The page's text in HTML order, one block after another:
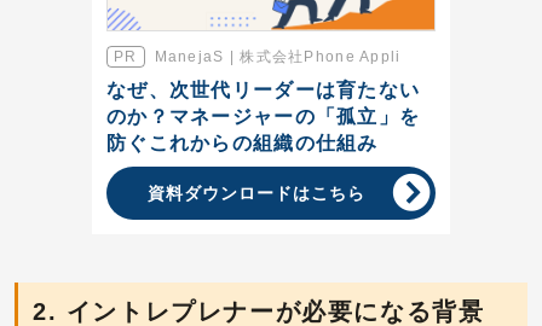
ManejaS | 株式会社Phone Appli
なぜ、次世代リーダーは育たない
のか？マネージャーの「孤立」を
防ぐこれからの組織の仕組み
資料ダウンロードはこちら
2. イントレプレナーが必要になる背景